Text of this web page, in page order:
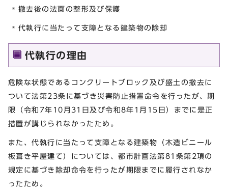
撤去後の法面の整形及び保護
代執行に当たって支障となる建築物の除却
代執行の理由
危険な状態であるコンクリートブロック及び盛土の撤去に
ついて法第23条に基づき災害防止措置命令を行ったが、期
限（令和7年10月31日及び令和8年1月15日）までに是正
措置が講じられなかったため。
また、代執行に当たって支障となる建築物（木造ビニール
板葺き平屋建て）については、都市計画法第81条第2項の
規定に基づき除却命令を行ったが期限までに履行されなか
ったため。